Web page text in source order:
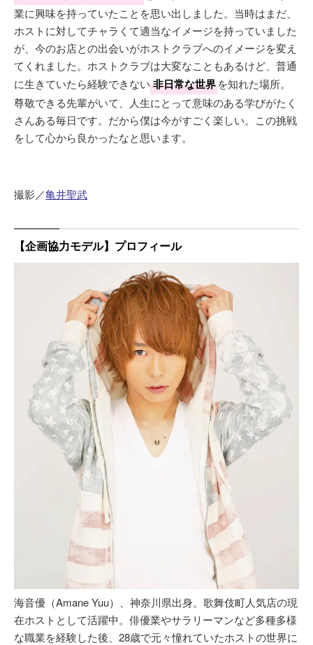
業に興味を持っていたことを思い出しました。当時はまだ、
ホストに対してチャラくて適当なイメージを持っていました
が、今のお店との出会いがホストクラブへのイメージを変え
てくれました。ホストクラブは大変なこともあるけど、普通
に生きていたら経験できない 非日常な世界を知れた場所。
尊敬できる先輩がいて、人生にとって意味のある学びがたく
さんある毎日です。だから僕は今がすごく楽しい。この挑戦
をして心から良かったなと思います。
撮影／亀井聖武
【企画協力モデル】プロフィール
海音優（Amane Yuu）、神奈川県出身。歌舞伎町人気店の現
在ホストとして活躍中。俳優業やサラリーマンなど多種多様
な職業を経験した後、28歳で元々憧れていたホストの世界に